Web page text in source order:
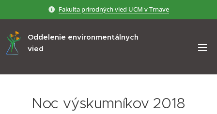
Fakulta prírodných vied UCM v Trnave
Oddelenie environmentálnych
vied
Noc výskumníkov 2018